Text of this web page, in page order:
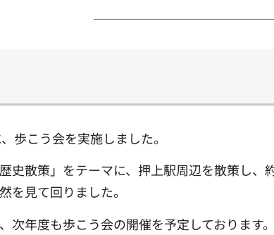
歩こう会を実施しました。
史散策」をテーマに、押上駅周辺を散策し
を見て回りました。
次年度も歩こう会の開催を予定しておりま